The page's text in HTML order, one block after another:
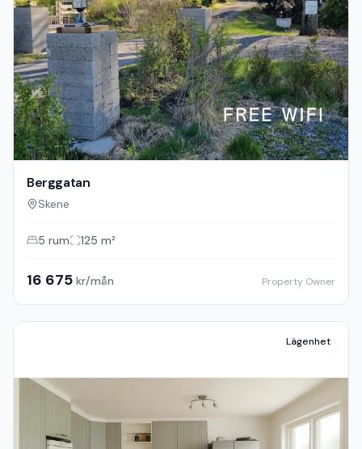
Berggatan
Skene
5 rum 125 m²
16 675 kr/mån Property Owner
Lägenhet